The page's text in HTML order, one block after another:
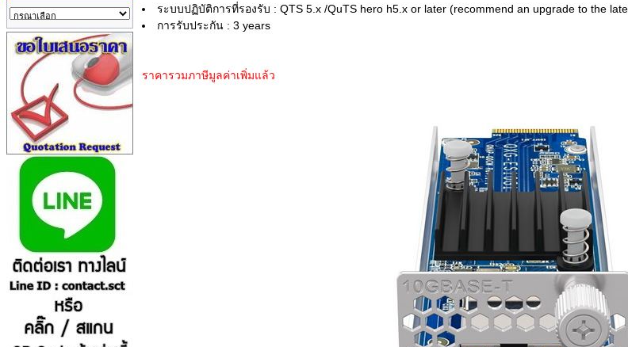
ระบบปฏิบัติการที่รองรับ : QTS 5.x /QuTS hero h5.x or later (recommend an upgrade to the
การรับประกัน : 3 years
ราคารวมภาษีมูลค่าเพิ่มแล้ว